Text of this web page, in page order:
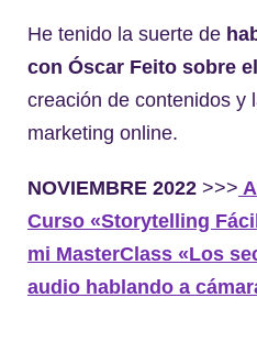
He tenido la suerte de
con Óscar Feito sobre
creación de contenidos y
marketing online.
NOVIEMBRE 2022 >>>
Curso «Storytelling
mi MasterClass «Los
audio hablando a